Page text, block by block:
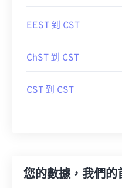
EEST 到 CST
ChST 到 CST
CST 到 CST
您的數據，我們的